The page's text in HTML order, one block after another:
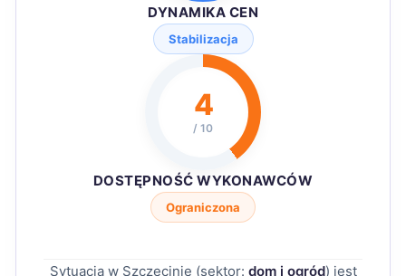
DYNAMIKA CEN
Stabilizacja
4
/ 10
DOSTĘPNOŚĆ WYKONAWCÓW
Ograniczona
Sytuacja w Szczecinie (sektor: dom i ogród) jest